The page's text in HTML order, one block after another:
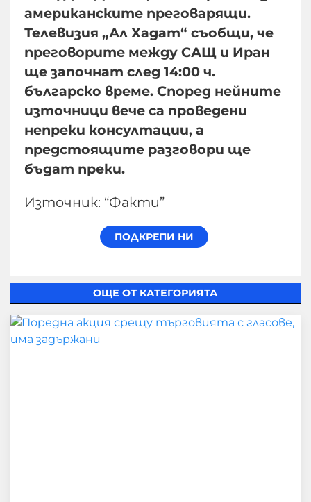
американските преговарящи.
Телевизия „Ал Хадат“ съобщи, че
преговорите между САЩ и Иран
ще започнат след 14:00 ч.
българско време. Според нейните
източници вече са проведени
непреки консултации, а
предстоящите разговори ще
бъдат преки.
Източник: “Факти”
ОЩЕ ОТ КАТЕГОРИЯТА